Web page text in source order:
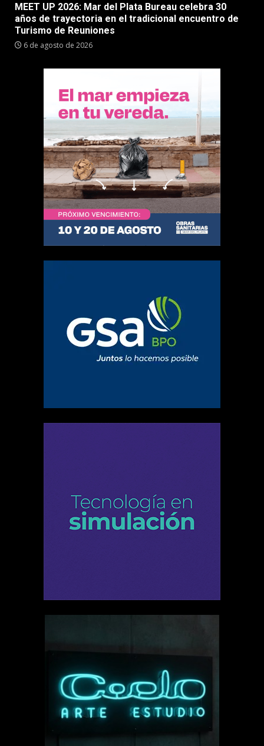
MEET UP 2026: Mar del Plata Bureau celebra 30
años de trayectoria en el tradicional encuentro de
Turismo de Reuniones
6 de agosto de 2026